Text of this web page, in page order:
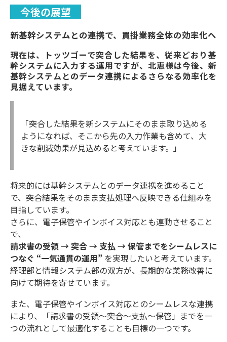
今後の展望
新基幹システムとの連携で、買掛業務全体の効率化へ
現在は、トッツゴーで突合した結果を、従来どおり基
幹システムに入力する運用ですが、北恵様は今後、新
基幹システムとのデータ連携によるさらなる効率化を
見据えています。
「突合した結果を新システムにそのまま取り込める
ようになれば、そこから先の入力作業も含めて、大
きな削減効果が見込めると考えています。」
将来的には基幹システムとのデータ連携を進めること
で、突合結果をそのまま支払処理へ反映できる仕組みを
目指しています。
さらに、電子保管やインボイス対応とも連動させること
で、
請求書の受領 → 突合 → 支払 → 保管までをシームレスに
つなぐ “一気通貫の運用” を実現したいと考えています。
経理部と情報システム部の双方が、長期的な業務改善に
向けて期待を寄せています。
また、電子保管やインボイス対応とのシームレスな連携
により、「請求書の受領〜突合〜支払〜保管」までを一
つの流れとして最適化することも目標の一つです。